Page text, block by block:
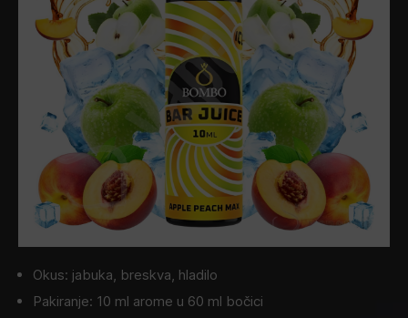
Okus: jabuka, breskva, hladilo
Pakiranje: 10 ml arome u 60 ml bočici